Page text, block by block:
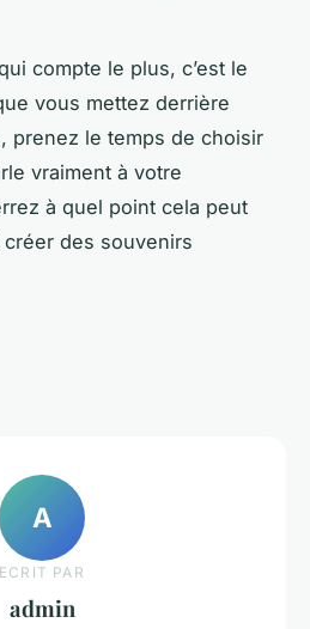
compte le plus, c’est le
vous mettez derrière
prenez le temps de choisir
vraiment à votre
à quel point cela peut
des souvenirs
A
ECRIT PAR
admin